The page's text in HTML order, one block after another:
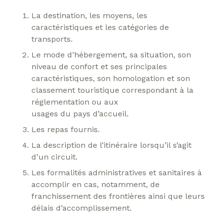
La destination, les moyens, les
caractéristiques et les catégories de
transports.
Le mode d’hébergement, sa situation, son
niveau de confort et ses principales
caractéristiques, son homologation et son
classement touristique correspondant à la
réglementation ou aux
usages du pays d’accueil.
Les repas fournis.
La description de l’itinéraire lorsqu’il s’agit
d’un circuit.
Les formalités administratives et sanitaires à
accomplir en cas, notamment, de
franchissement des frontières ainsi que leurs
délais d’accomplissement.